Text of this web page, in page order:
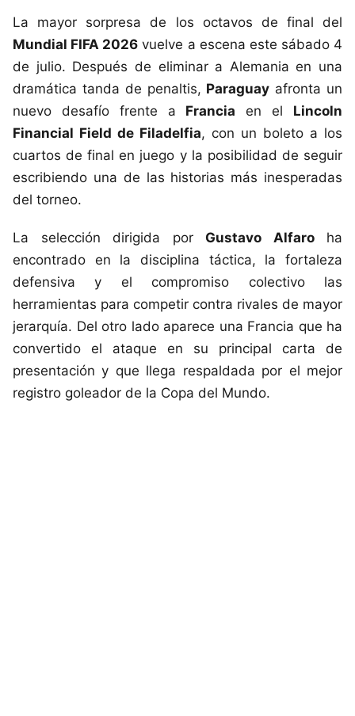
La mayor sorpresa de los octavos de final del
Mundial FIFA 2026 vuelve a escena este sábado 4
de julio. Después de eliminar a Alemania en una
dramática tanda de penaltis, Paraguay afronta un
nuevo desafío frente a Francia en el Lincoln
Financial Field de Filadelfia, con un boleto a los
cuartos de final en juego y la posibilidad de seguir
escribiendo una de las historias más inesperadas
del torneo.
La selección dirigida por Gustavo Alfaroha
encontrado en la disciplina táctica, la fortaleza
defensiva y el compromiso colectivo las
herramientas para competir contra rivales de mayor
jerarquía. Del otro lado aparece una Francia que ha
convertido el ataque en su principal carta de
presentación y que llega respaldada por el mejor
registro goleador de la Copa del Mundo.